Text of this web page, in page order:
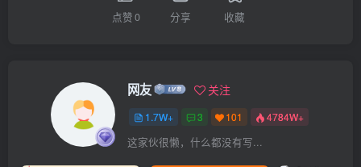
点赞0 分享 收藏
网友 关注
1.7W+ 3 101 4784W+
这家伙很懒，什么都没有写...